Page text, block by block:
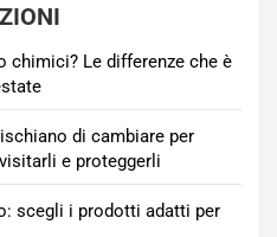
chimici? Le differenze che è
di cambiare per
e proteggerli
scegli i prodotti adatti per